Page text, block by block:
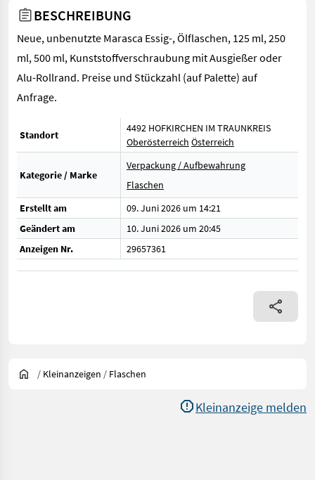
BESCHREIBUNG
Neue, unbenutzte Marasca Essig-, Ölflaschen, 125 ml, 250
ml, 500 ml, Kunststoffverschraubung mit Ausgießer oder
Alu-Rollrand. Preise und Stückzahl (auf Palette) auf
Anfrage.
Standort
4492 HOFKIRCHEN IM TRAUNKREIS
Oberösterreich Österreich
Kategorie / Marke
Verpackung / Aufbewahrung
Flaschen
Erstellt am
09. Juni 2026 um 14:21
Geändert am
10. Juni 2026 um 20:45
Anzeigen Nr.
29657361
/ Kleinanzeigen / Flaschen
Kleinanzeige melden